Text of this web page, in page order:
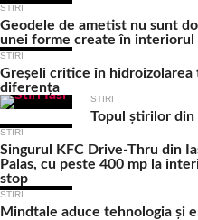
STIRI
Geodele de ametist nu sunt
unei forme create în interiorul
STIRI
Greșeli critice în
diferența
STIRI
Topul știrilor din
STIRI
Singurul KFC Drive-Thru din
Palas, cu peste 400 mp la
stop
STIRI
Mindtale aduce tehnologia și